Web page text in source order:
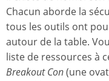
Chacun aborde la
tous les outils ont
autour de la table.
liste de ressources à
Breakout Con(une